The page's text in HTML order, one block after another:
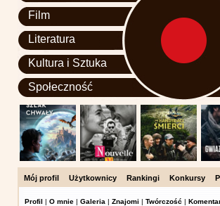
Film
Literatura
Kultura i Sztuka
Społeczność
Mój profil Użytkownicy Rankingi Konkursy
Profil | O mnie | Galeria | Znajomi | Twórczość |